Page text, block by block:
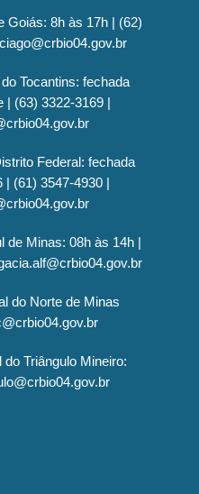
Goiás: 8h às 17h | (62)
Tocantins: fechada
| (63) 3322-3169 |
Federal: fechada
| (61) 3547-4930 |
de Minas: 08h às 14h |
do Norte de Minas
Triângulo Mineiro: